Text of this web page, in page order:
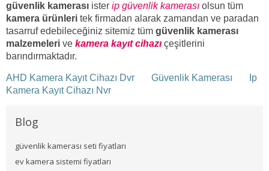
güvenlik kamerası ister ip güvenlik kamerası olsun tüm
kamera ürünleri tek firmadan alarak zamandan ve paradan
tasarruf edebileceğiniz sitemiz tüm güvenlik kamerası
malzemeleri ve kamera kayıt cihazı çeşitlerini
barındırmaktadır.
AHD Kamera Kayıt Cihazı Dvr Güvenlik Kamerası
Ip
Kamera Kayıt Cihazı Nvr
Blog
güvenlik kamerası seti fiyatları
ev kamera sistemi fiyatları